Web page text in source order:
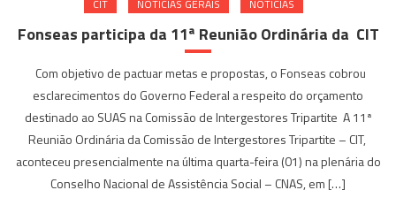
CIT NOTÍ­CIAS GERAIS NOTÍCIAS
Fonseas participa da 11ª Reunião Ordinária da CIT
Com objetivo de pactuar metas e propostas, o Fonseas cobrou
esclarecimentos do Governo Federal a respeito do orçamento
destinado ao SUAS na Comissão de Intergestores Tripartite A 11ª
Reunião Ordinária da Comissão de Intergestores Tripartite – CIT,
aconteceu presencialmente na última quarta-feira (01) na plenária do
Conselho Nacional de Assistência Social – CNAS, em […]